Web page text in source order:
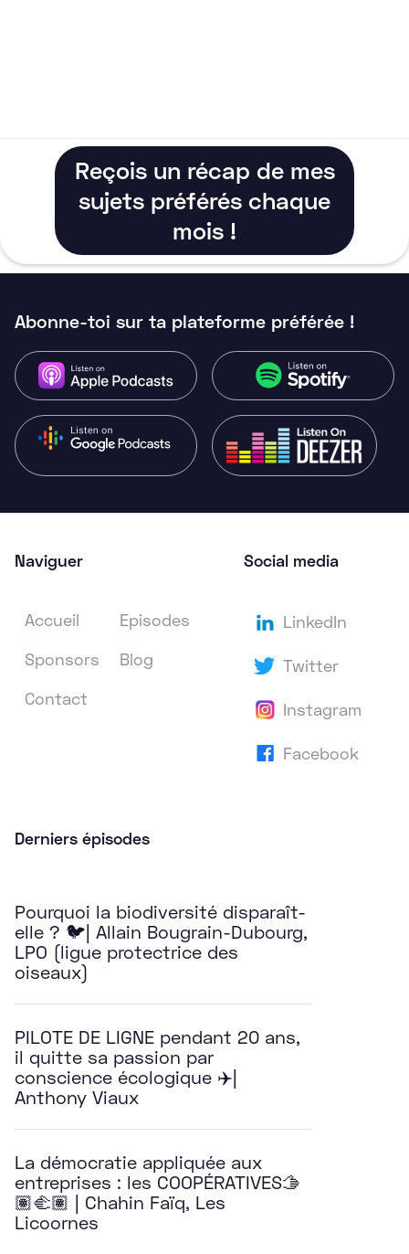
Reçois un récap de mes
sujets préférés chaque
mois !
Abonne-toi sur ta plateforme préférée !
Naviguer
Accueil
Sponsors
Contact
Episodes
Blog
Social media
LinkedIn
Twitter
Instagram
Facebook
Derniers épisodes
Pourquoi la biodiversité disparaît-
elle ? 🐦| Allain Bougrain-Dubourg,
LPO (ligue protectrice des
oiseaux)
PILOTE DE LIGNE pendant 20 ans,
il quitte sa passion par
conscience écologique ✈️|
Anthony Viaux
La démocratie appliquée aux
entreprises : les COOPÉRATIVES🫱
🏽‍🫲🏽 | Chahin Faïq, Les
Licoornes